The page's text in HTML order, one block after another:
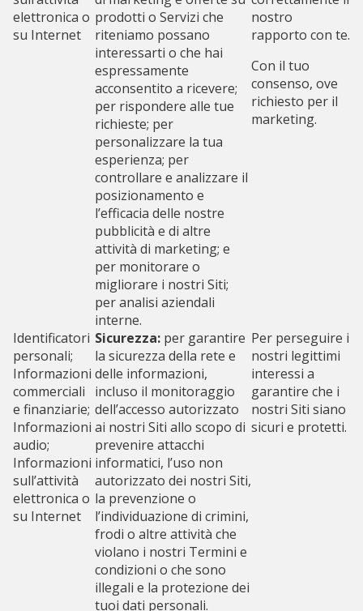
elettronica o
su Internet
prodotti o Servizi che
riteniamo possano
interessarti o che hai
espressamente
acconsentito a ricevere;
per rispondere alle tue
richieste; per
personalizzare la tua
esperienza; per
controllare e analizzare il
posizionamento e
l’efficacia delle nostre
pubblicità e di altre
attività di marketing; e
per monitorare o
migliorare i nostri Siti;
per analisi aziendali
interne.
nostro
rapporto con te.
Con il tuo
consenso, ove
richiesto per il
marketing.
Identificatori
personali;
Informazioni
commerciali
e finanziarie;
Informazioni
audio;
Informazioni
sull’attività
elettronica o
su Internet
Sicurezza: per garantire
la sicurezza della rete e
delle informazioni,
incluso il monitoraggio
dell’accesso autorizzato
ai nostri Siti allo scopo di
prevenire attacchi
informatici, l’uso non
autorizzato dei nostri Siti,
la prevenzione o
l’individuazione di crimini,
frodi o altre attività che
violano i nostri Termini e
condizioni o che sono
illegali e la protezione dei
tuoi dati personali.
Per perseguire i
nostri legittimi
interessi a
garantire che i
nostri Siti siano
sicuri e protetti.